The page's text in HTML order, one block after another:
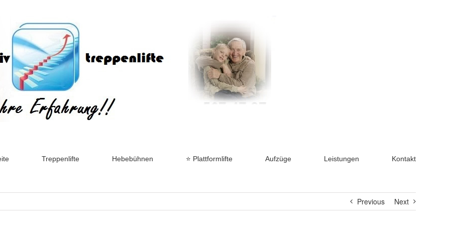
Treppenlifte Hebebühnen ⭐ Plattformlifte Aufzüge Leistungen Kontakt
Previous Next